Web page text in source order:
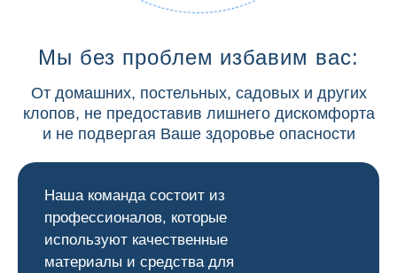
Мы без проблем избавим вас:
От домашних, постельных, садовых и других
клопов, не предоставив лишнего дискомфорта
и не подвергая Ваше здоровье опасности
Наша команда состоит из
профессионалов, которые
используют качественные
материалы и средства для